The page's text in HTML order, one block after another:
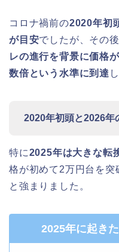
コロナ禍前の2020年初
が目安でしたが、その
レの進行を背景に価格
数倍という水準に到達
2020年初頭と2026年
特に2025年は大きな転
格が初めて2万円台を突
と強まりました。
2025年に起き